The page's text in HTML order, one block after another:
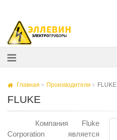
Главная Производители FLUKE
FLUKE
Компания Fluke
Corporation является